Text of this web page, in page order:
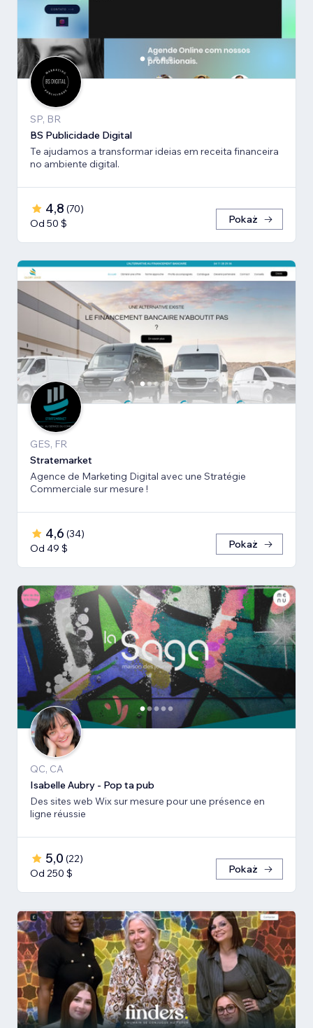
SP, BR
BS Publicidade Digital
Te ajudamos a transformar ideias em receita financeira
no ambiente digital.
4,8 (70)
Od 50 $
Pokaż
GES, FR
Stratemarket
Agence de Marketing Digital avec une Stratégie
Commerciale sur mesure !
4,6 (34)
Od 49 $
Pokaż
QC, CA
Isabelle Aubry - Pop ta pub
Des sites web Wix sur mesure pour une présence en
ligne réussie
5,0 (22)
Od 250 $
Pokaż